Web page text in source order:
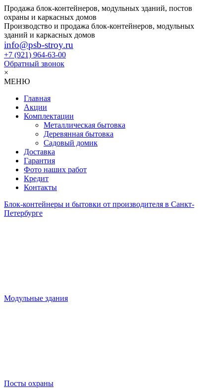
Продажа блок-контейнеров, модульных зданий, постов
охраны и каркасных домов
Производство и продажа блок-контейнеров, модульных
зданий и каркасных домов
info@psb-stroy.ru
+7 (921) 964-63-00
Обратный звонок
×
МЕНЮ
Главная
Акции
Комплектации
Металлическая бытовка
Деревянная бытовка
Садовый домик
Доставка
Гарантия
Фото наших работ
Кредит
Контакты
Блок-контейнеры и бытовки от производителя в Санкт-
Петербурге
Модульные здания
Посты охраны